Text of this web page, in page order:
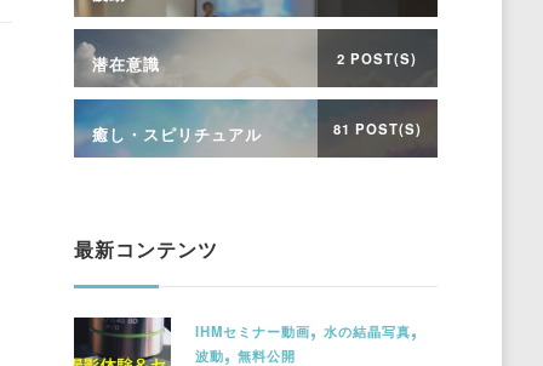
潜在意識 2 POST(S)
癒し・スピリチュアル 81 POST(S)
最新コンテンツ
IHMセミナー動画
水の結晶写真
波動
無料公開